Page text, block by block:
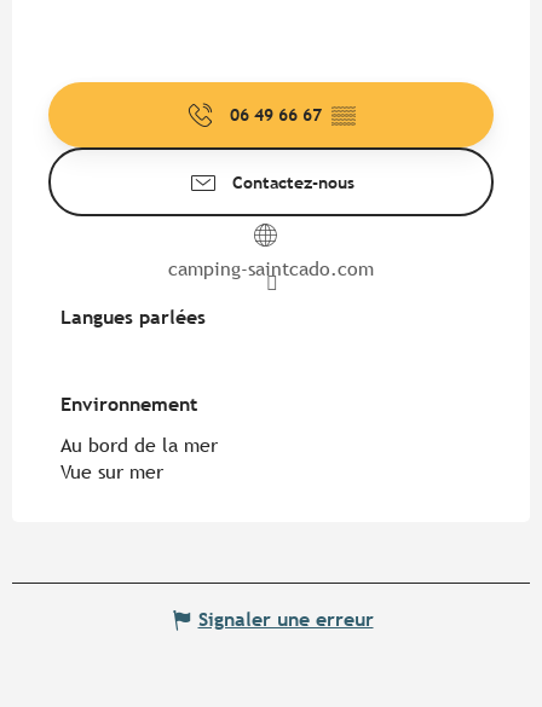
06 49 66 67 ▒▒
Contactez-nous
camping-saintcado.com
Langues parlées
Langues parlées
Environnement
Environnement
Au bord de la mer
Vue sur mer
Signaler une erreur